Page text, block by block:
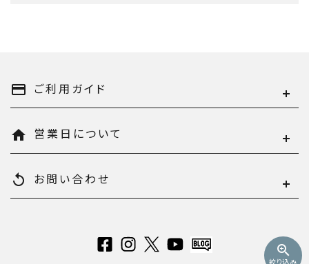
zoom_in
絞り込み
キーワード
payment ご利用ガイド
home 営業日について
replay お問い合わせ